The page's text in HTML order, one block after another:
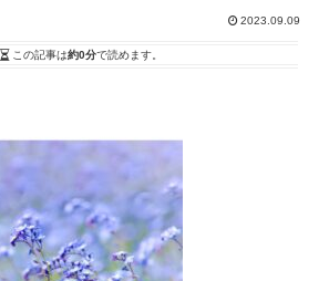
2023.09.09
この記事は約0分で読めます。